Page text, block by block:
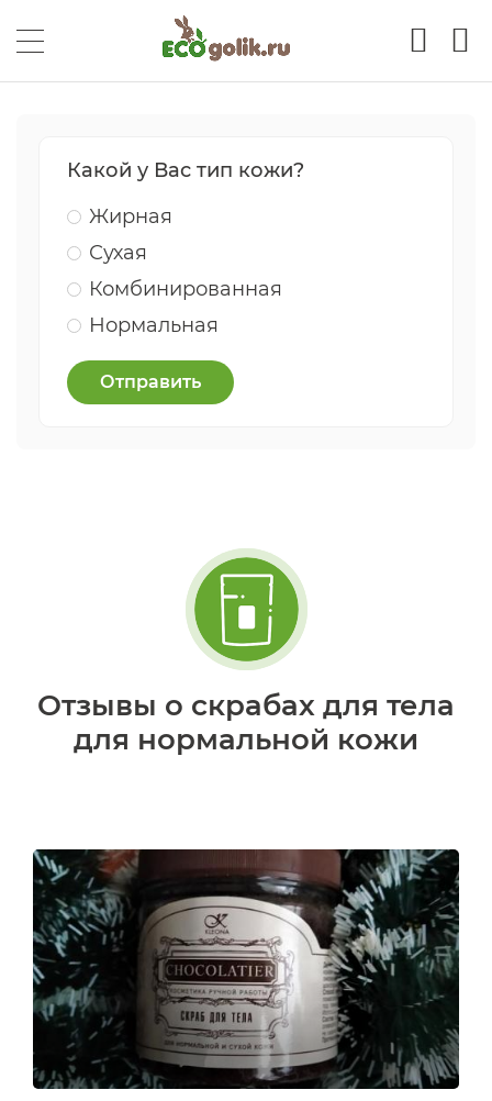
Какой у Вас тип кожи?
Жирная
Сухая
Комбинированная
Нормальная
Отправить
Отзывы о скрабах для тела
для нормальной кожи